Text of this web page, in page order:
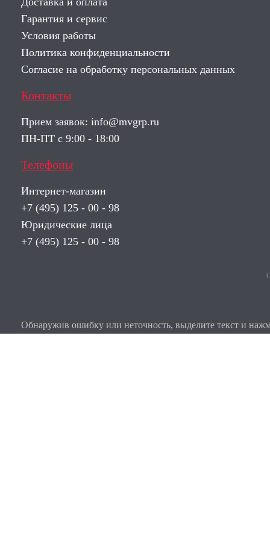
Гарантия и сервис
Условия работы
Политика конфиденциальности
Согласие на обработку персональных данных
Контакты
Прием заявок: info@mvgrp.ru
ПН-ПТ с 9:00 - 18:00
Телефоны
Интернет-магазин
+7 (495) 125 - 00 - 98
Юридические лица
+7 (495) 125 - 00 - 98
Обнаружив ошибку или неточность, выделите текст и